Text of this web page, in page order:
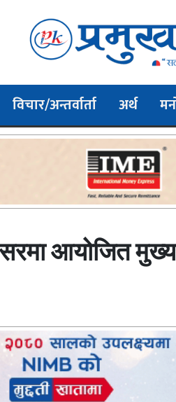
विचार/अन्तर्वार्ता अर्थ
आयोजित